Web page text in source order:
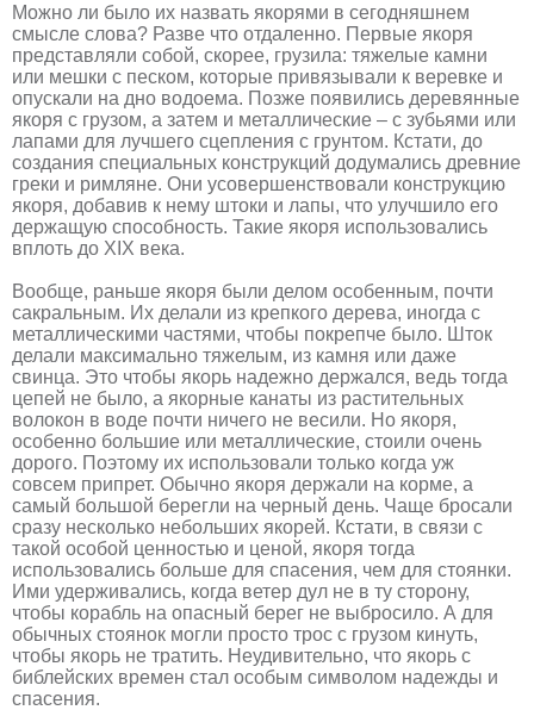
Можно ли было их назвать якорями в сегодняшнем
смысле слова? Разве что отдаленно. Первые якоря
представляли собой, скорее, грузила: тяжелые камни
или мешки с песком, которые привязывали к веревке и
опускали на дно водоема. Позже появились деревянные
якоря с грузом, а затем и металлические – с зубьями или
лапами для лучшего сцепления с грунтом. Кстати, до
создания специальных конструкций додумались древние
греки и римляне. Они усовершенствовали конструкцию
якоря, добавив к нему штоки и лапы, что улучшило его
держащую способность. Такие якоря использовались
вплоть до XIX века.
Вообще, раньше якоря были делом особенным, почти
сакральным. Их делали из крепкого дерева, иногда с
металлическими частями, чтобы покрепче было. Шток
делали максимально тяжелым, из камня или даже
свинца. Это чтобы якорь надежно держался, ведь тогда
цепей не было, а якорные канаты из растительных
волокон в воде почти ничего не весили. Но якоря,
особенно большие или металлические, стоили очень
дорого. Поэтому их использовали только когда уж
совсем припрет. Обычно якоря держали на корме, а
самый большой берегли на черный день. Чаще бросали
сразу несколько небольших якорей. Кстати, в связи с
такой особой ценностью и ценой, якоря тогда
использовались больше для спасения, чем для стоянки.
Ими удерживались, когда ветер дул не в ту сторону,
чтобы корабль на опасный берег не выбросило. А для
обычных стоянок могли просто трос с грузом кинуть,
чтобы якорь не тратить. Неудивительно, что якорь с
библейских времен стал особым символом надежды и
спасения.